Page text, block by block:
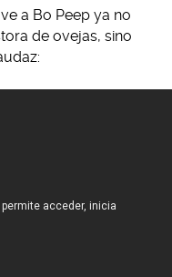
a Bo Peep ya no
de ovejas, sino